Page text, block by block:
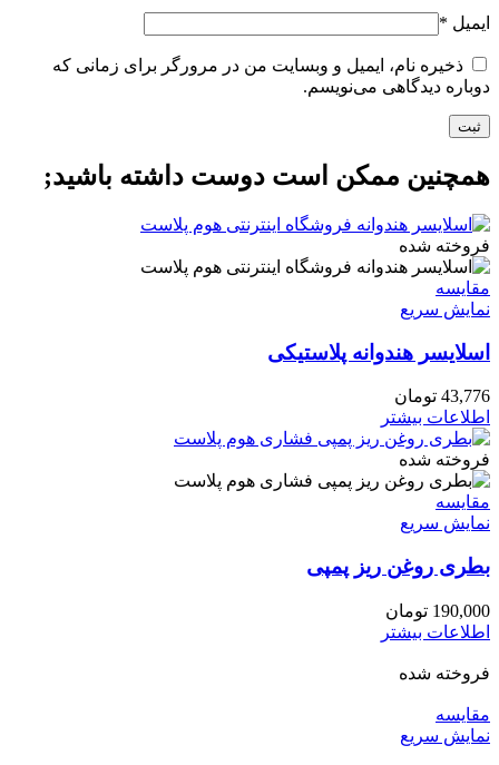
ایمیل *
ذخیره نام، ایمیل و وبسایت من در مرورگر برای زمانی که
دوباره دیدگاهی می‌نویسم.
همچنین ممکن است دوست داشته باشید;
فروخته شده
مقايسه
نمایش سریع
اسلایسر هندوانه پلاستیکی
43,776 تومان
اطلاعات بیشتر
فروخته شده
مقايسه
نمایش سریع
بطری روغن ریز پمپی
190,000 تومان
اطلاعات بیشتر
فروخته شده
مقايسه
نمایش سریع